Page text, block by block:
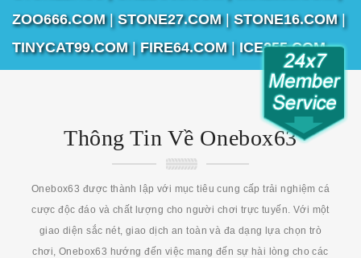
ZOO666.COM|STONE27.COM|STONE16.COM|
TINYCAT99.COM| FIRE64.COM| ICE255.COM
Thông Tin Về Onebox63
Onebox63 được thành lập với mục tiêu cung cấp trải nghiệm cá
cược độc đáo và chất lượng cho người chơi trực tuyến. Với một
giao diện sắc nét, giao dịch an toàn và đa dạng lựa chọn trò
chơi, Onebox63 hướng đến việc mang đến sự hài lòng cho các